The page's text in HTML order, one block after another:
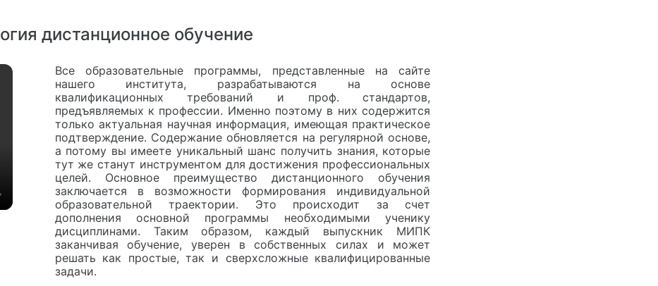
дистанционное обучение
Все образовательные программы, представленные на сайте
нашего института, разрабатываются на основе
квалификационных требований и проф. стандартов,
предъявляемых к профессии. Именно поэтому в них содержится
только актуальная научная информация, имеющая практическое
подтверждение. Содержание обновляется на регулярной основе,
а потому вы имеете уникальный шанс получить знания, которые
тут же станут инструментом для достижения профессиональных
целей. Основное преимущество дистанционного обучения
заключается в возможности формирования индивидуальной
образовательной траектории. Это происходит за счет
дополнения основной программы необходимыми ученику
дисциплинами. Таким образом, каждый выпускник МИПК
заканчивая обучение, уверен в собственных силах и может
решать как простые, так и сверхсложные квалифицированные
задачи.